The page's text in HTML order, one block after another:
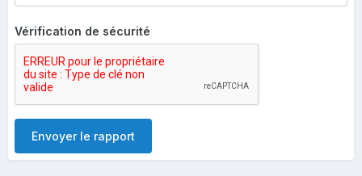
Vérification de sécurité
Envoyer le rapport